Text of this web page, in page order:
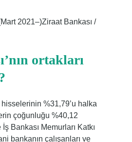
2021–)Ziraat Bankası /
ortakları
%31,79’u halka
çoğunluğu %40,12
Bankası Memurları Katkı
bankanın çalışanları ve